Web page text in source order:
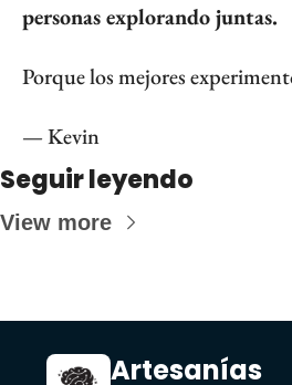
personas explorando juntas.
Porque los mejores
— Kevin
Seguir leyendo
View more
Artesanías